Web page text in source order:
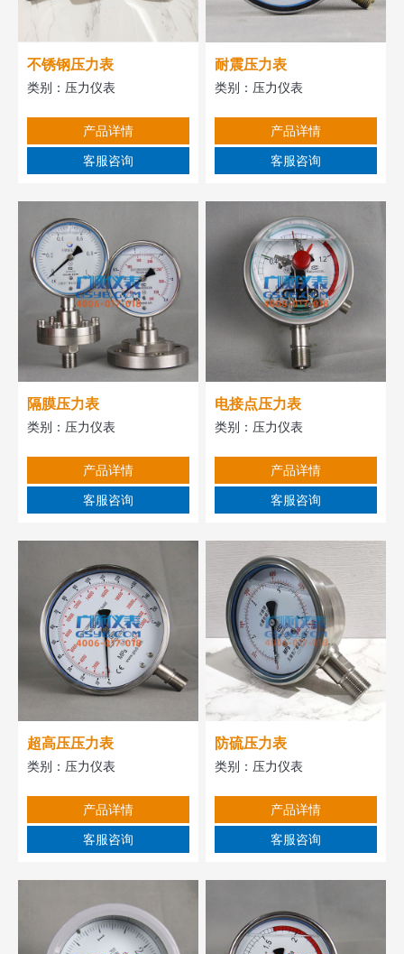
不锈钢压力表
类别： 压力仪表
产品详情
客服咨询
耐震压力表
类别： 压力仪表
产品详情
客服咨询
隔膜压力表
类别： 压力仪表
产品详情
客服咨询
电接点压力表
类别： 压力仪表
产品详情
客服咨询
超高压压力表
类别： 压力仪表
产品详情
客服咨询
防硫压力表
类别： 压力仪表
产品详情
客服咨询